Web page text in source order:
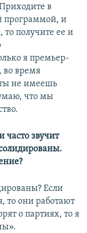
в
программой, и
то получите ее и
я премьер-
во время
ты не имеешь
что мы
часто звучит
Если
то они работают
о партиях, то я